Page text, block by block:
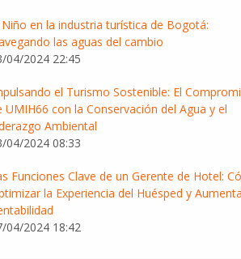
Niño en la industria turística de Bogotá:
las aguas del cambio
04/2024 22:45
el Turismo Sostenible: El
UMIH66 con la Conservación del Agua y el
Ambiental
04/2024 08:33
Funciones Clave de un Gerente de Hotel:
la Experiencia del Huésped y
04/2024 18:42